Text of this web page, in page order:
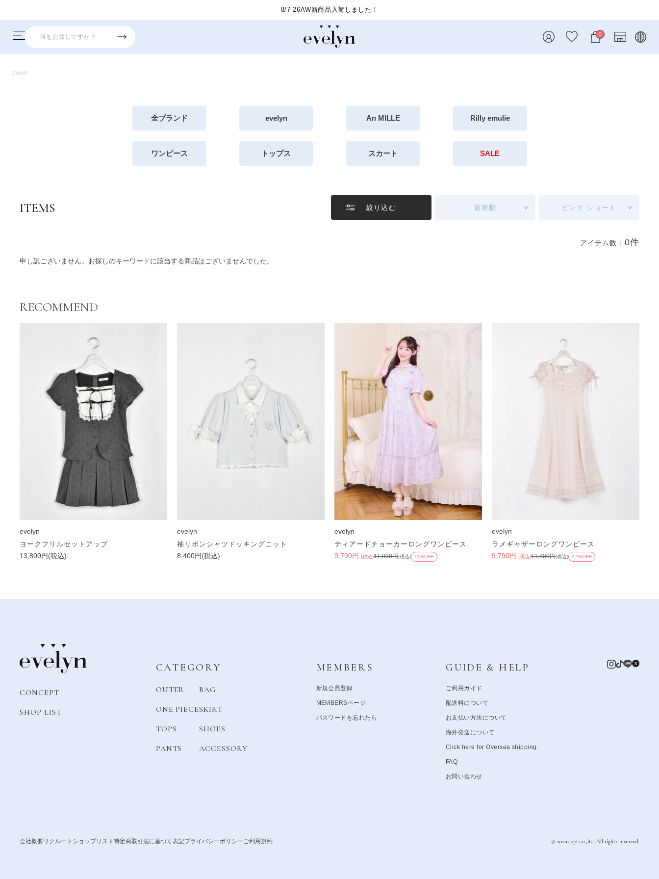
8/7 26AW新商品入荷しました！
0
25AW
全ブランド evelyn An MILLE Rilly emulie
ワンピース トップス スカート SALE
ITEMS 絞り込む 新着順 ピンク ショート
アイテム数： 0件
商品一覧
申し訳ございません。お探しのキーワードに該当する商品はございませんでした。
RECOMMEND
evelyn
ヨークフリルセットアップ
13,800円(税込)
evelyn
袖リボンシャツドッキングニット
8,400円(税込)
evelyn
ティアードチョーカーロングワンピース
9,790円 (税込)11,000円(税込) 11%OFF
evelyn
ラメギャザーロングワンピース
9,790円 (税込)11,800円(税込) 17%OFF
CONCEPT
SHOP LIST
CATEGORY
OUTER
ONE PIECE
TOPS
PANTS
BAG
SKIRT
SHOES
ACCESSORY
MEMBERS
新規会員登録
MEMBERSページ
パスワードを忘れたら
GUIDE & HELP
ご利用ガイド
配送料について
お支払い方法について
海外発送について
Click here for Oversea shipping.
FAQ
お問い合わせ
会社概要 リクルート ショップリスト 特定商取引法に基づく表記プライバシーポリシーご利用規約 © weardept co.,ltd. All rights reserved.